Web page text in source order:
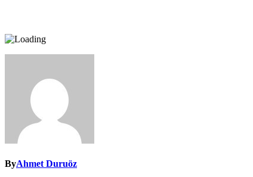
ByAhmet Duruöz